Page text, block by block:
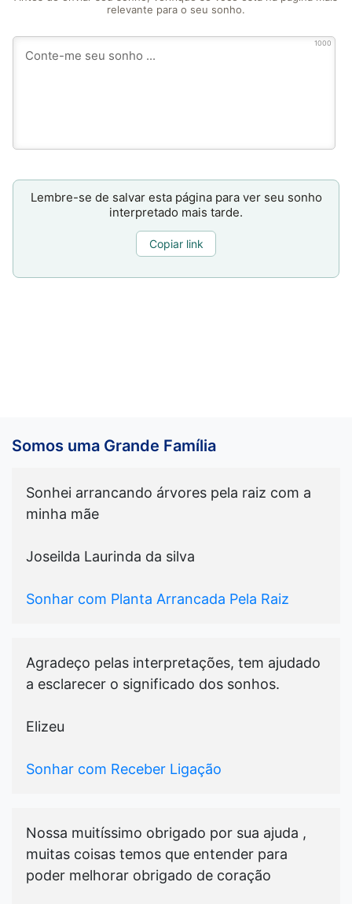
relevante para o seu sonho.
1000
Lembre-se de salvar esta página para ver seu sonho
interpretado mais tarde.
Copiar link
Somos uma Grande Família
Sonhei arrancando árvores pela raiz com a
minha mãe
Joseilda Laurinda da silva
Sonhar com Planta Arrancada Pela Raiz
Agradeço pelas interpretações, tem ajudado
a esclarecer o significado dos sonhos.
Elizeu
Sonhar com Receber Ligação
Nossa muitíssimo obrigado por sua ajuda ,
muitas coisas temos que entender para
poder melhorar obrigado de coração